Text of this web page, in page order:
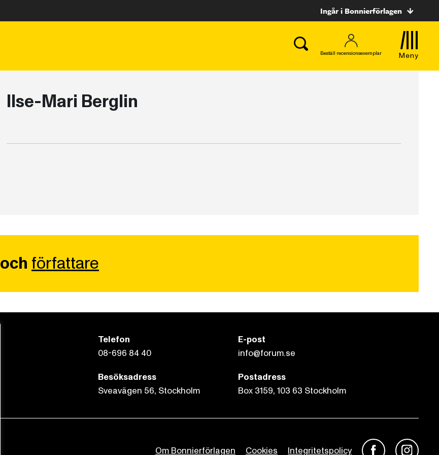
Ingår i Bonnierförlagen
Beställ recensionsexemplar Meny
Ilse-Mari Berglin
och författare
Telefon
08-696 84 40
E-post
info@forum.se
Besöksadress
Sveavägen 56, Stockholm
Postadress
Box 3159, 103 63 Stockholm
Om Bonnierförlagen Cookies Integritetspolicy